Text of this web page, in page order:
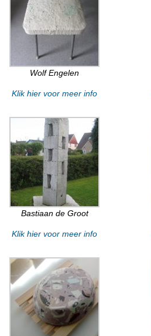
Wolf Engelen
Klik hier voor meer info
Bastiaan de Groot
Klik hier voor meer info